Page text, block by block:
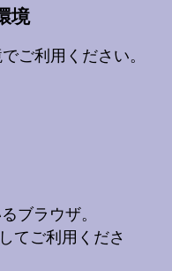
境
ご利用ください。
ブラウザ。
てご利用くださ